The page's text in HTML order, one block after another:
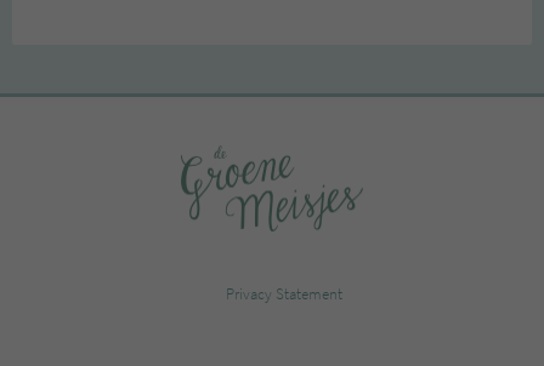
Privacy Statement